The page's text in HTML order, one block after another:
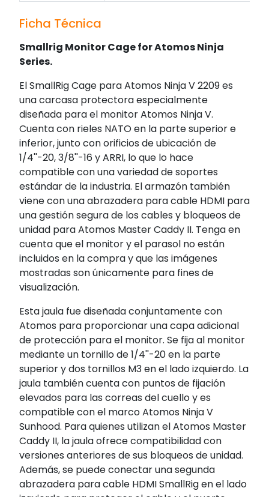
Ficha Técnica
Smallrig Monitor Cage for Atomos Ninja
Series.
El SmallRig Cage para Atomos Ninja V 2209 es
una carcasa protectora especialmente
diseñada para el monitor Atomos Ninja V.
Cuenta con rieles NATO en la parte superior e
inferior, junto con orificios de ubicación de
1/4''-20, 3/8''-16 y ARRI, lo que lo hace
compatible con una variedad de soportes
estándar de la industria. El armazón también
viene con una abrazadera para cable HDMI para
una gestión segura de los cables y bloqueos de
unidad para Atomos Master Caddy II. Tenga en
cuenta que el monitor y el parasol no están
incluidos en la compra y que las imágenes
mostradas son únicamente para fines de
visualización.
Esta jaula fue diseñada conjuntamente con
Atomos para proporcionar una capa adicional
de protección para el monitor. Se fija al monitor
mediante un tornillo de 1/4''-20 en la parte
superior y dos tornillos M3 en el lado izquierdo. La
jaula también cuenta con puntos de fijación
elevados para las correas del cuello y es
compatible con el marco Atomos Ninja V
Sunhood. Para quienes utilizan el Atomos Master
Caddy II, la jaula ofrece compatibilidad con
versiones anteriores de sus bloqueos de unidad.
Además, se puede conectar una segunda
abrazadera para cable HDMI SmallRig en el lado